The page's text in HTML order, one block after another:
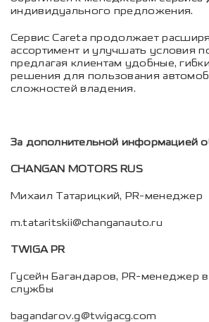
индивидуального предложения.
Сервис Careta продолжает
ассортимент и улучшать условия
предлагая клиентам удобные,
решения для пользования
сложностей владения.
За дополнительной информацией
CHANGAN MOTORS RUS
Михаил Татарицкий, PR-менеджер
m.tataritskii@changanauto.ru
TWIGA PR
Гусейн Багандаров, PR-менеджер
службы
bagandarov.g@twigacg.com